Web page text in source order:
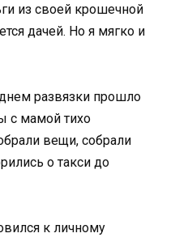
из своей крошечной
дачей. Но я мягко и
развязки прошло
с мамой тихо
вещи, собрали
о такси до
к личному